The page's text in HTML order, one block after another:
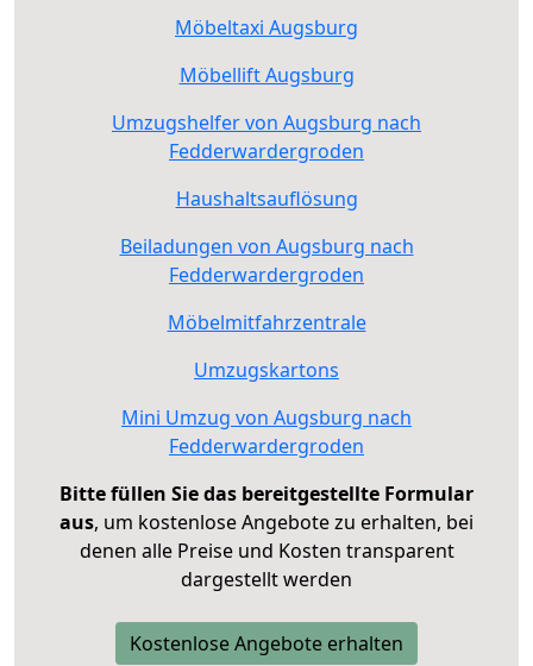
Möbeltaxi Augsburg
Möbellift Augsburg
Umzugshelfer von Augsburg nach
Fedderwardergroden
Haushaltsauflösung
Beiladungen von Augsburg nach
Fedderwardergroden
Möbelmitfahrzentrale
Umzugskartons
Mini Umzug von Augsburg nach
Fedderwardergroden
Bitte füllen Sie das bereitgestellte Formular
aus, um kostenlose Angebote zu erhalten, bei
denen alle Preise und Kosten transparent
dargestellt werden
Kostenlose Angebote erhalten